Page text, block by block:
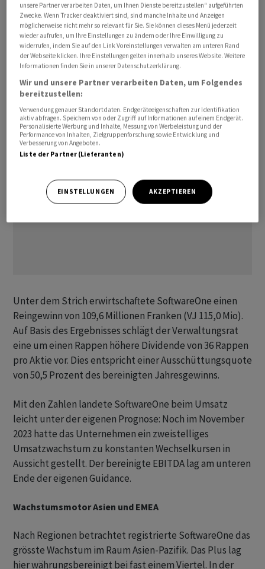
Der bereinigte Betriebsgewinn (EBITDA) stieg auf 245,2
Millionen (VJ 240,4 Mio). Die entsprechende Marge kam
bei 24,3 Prozent zu liegen (VJ 24,5 Prozent). Negativ
hätten sich dabei die Normalisierung der Marketing-
und Reisekosten nach Ende der Corona-Pandemie wie
auch Co-Marketing-Investitionen im Vorjahr zur
Verbesserung des Deckungsbeitrags ausgewirkt.
Unter dem Strich erwirtschaftete SoftwareOne einen
Reingewinn von 109,6 Millionen Franken (VJ 115,0 Mio).
Auf Basis des Ergebnisses schlägt der Verwaltungsrat
eine um einen Rappen höhere Dividende von 36 Rappen
pro Aktie vor. Dies entspricht einer Ausschüttungsquote
von 50,5 Prozent des bereinigten Jahresgewinns.
Mit den Zahlen landete SoftwareOne beim Umsatz
leicht unter der eigenen Prognose: Noch im November
2023 hatte das Unternehmen ein zweistelliges
Umsatzwachstum zu konstanten Wechselkursen in
Aussicht gestellt. Der bereinigte EBITDA lag am unteren
Ende der eigenen Guidance.
Wachstumsmotor Asien und EMEA
Nach Regionen betrachtet registrierte SoftwareOne das
grösste Wachstum im Raum Asien-Pazifik. Das Plus lag
hier währungsbereinigt bei fast einem Viertel. In der
unsere Partner verarbeiten Daten, um Ihnen Dienste bereitzustellen“ aufgeführten
Zwecke. Wenn Tracker deaktiviert sind, sind manche Inhalte und Anzeigen
möglicherweise nicht mehr so relevant für Sie. Sie können dieses Menü jederzeit
wieder aufrufen, um Ihre Einstellungen zu ändern oder Ihre Einwilligung zu
widerrufen, indem Sie auf den Link Voreinstellungen verwalten am unteren Rand
der Webseite klicken. Ihre Einstellungen gelten innerhalb unseres Website. Weitere
Informationen finden Sie in unserer Datenschutzerklärung.
Wir und unsere Partner verarbeiten Daten, um Folgendes
bereitzustellen:
Verwendung genauer Standortdaten. Endgeräteeigenschaften zur Identifikation
aktiv abfragen. Speichern von oder Zugriff auf Informationen auf einem Endgerät.
Personalisierte Werbung und Inhalte, Messung von Werbeleistung und der
Performance von Inhalten, Zielgruppenforschung sowie Entwicklung und
Verbesserung von Angeboten.
Liste der Partner (Lieferanten)
EINSTELLUNGEN AKZEPTIEREN